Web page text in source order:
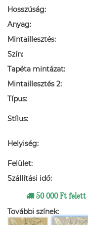
Hosszúság:
Anyag:
Mintaillesztés:
Szín:
Tapéta mintázat:
Mintaillesztés 2:
Típus:
Stílus:
Helyiség:
Felület:
Szállítási idő:
50 000 Ft felett
További színek: